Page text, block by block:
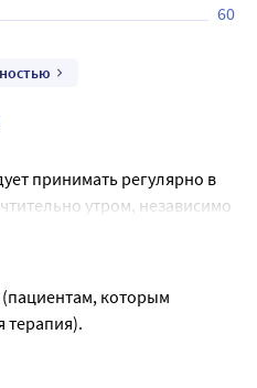
60
принимать регулярно в
утром, независимо
1 раз в сутки.
в сутки, которая
дозой.
Эналаприл Н может
которым
терапия).